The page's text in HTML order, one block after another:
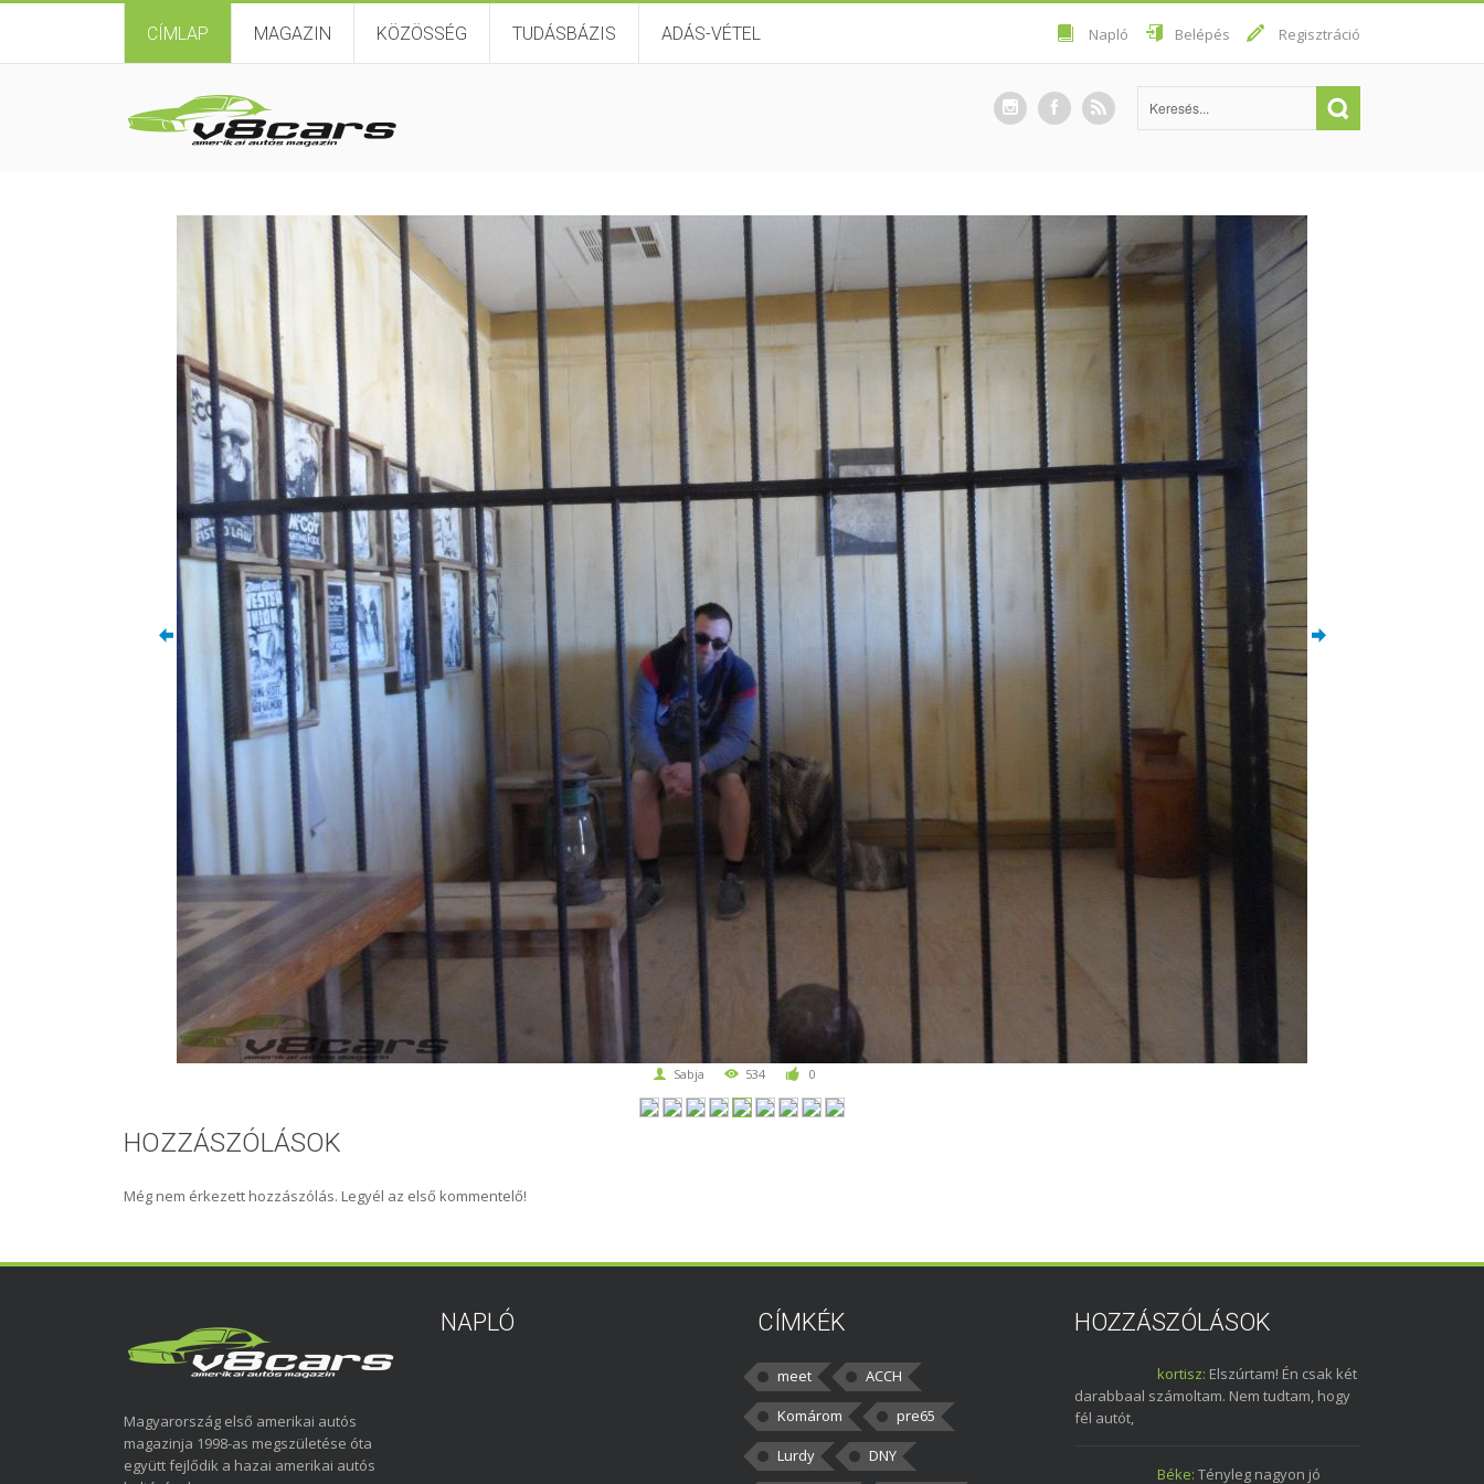
CÍMLAP MAGAZIN KÖZÖSSÉG TUDÁSBÁZIS ADÁS-VÉTEL Napló Belépés Regisztráció
Sabja 534 0
HOZZÁSZÓLÁSOK
Még nem érkezett hozzászólás. Legyél az első kommentelő!
Magyarország első amerikai autós
magazinja 1998-as megszületése óta
együtt fejlődik a hazai amerikai autós
NAPLÓ CÍMKÉK
meet
ACCH
Komárom
pre65
Lurdy
DNY
HOZZÁSZÓLÁSOK
kortisz: Elszúrtam! Én csak két
darabbaal számoltam. Nem tudtam, hogy
fél autót,
Béke: Tényleg nagyon jó